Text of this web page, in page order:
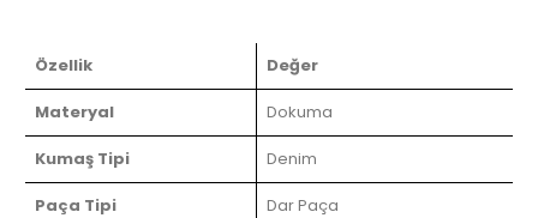
Özellik Değer
Materyal Dokuma
Kumaş Tipi Denim
Paça Tipi Dar Paça